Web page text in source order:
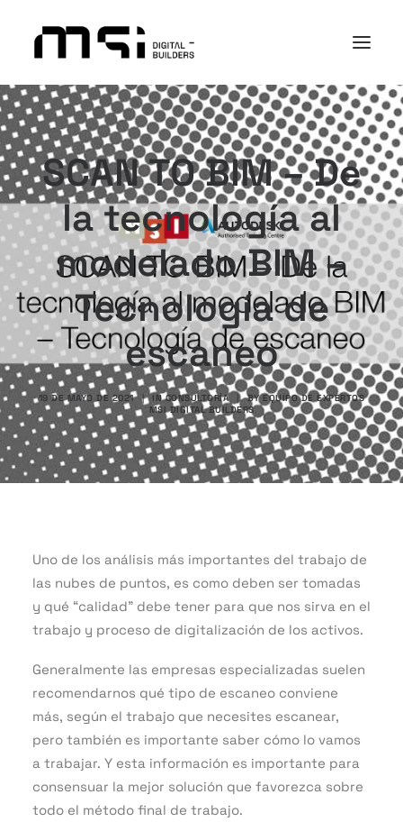
PLATAFORMA
SECTORES
ACADEMY
I+D+i
NOSOTROS
CASOS DE ÉXITO
CONTACTO
Search
SCAN TO BIM – De
la tecnología al
modelado BIM –
Tecnología de
escaneo
19 DE MAYO DE 2021 | INCONSULTORÍA | BYEQUIPO DE EXPERTOS
MSI DIGITAL BUILDERS
Uno de los análisis más importantes del trabajo de
las nubes de puntos, es como deben ser tomadas
y qué “calidad” debe tener para que nos sirva en el
trabajo y proceso de digitalización de los activos.
Generalmente las empresas especializadas suelen
recomendarnos qué tipo de escaneo conviene
más, según el trabajo que necesites escanear,
pero también es importante saber cómo lo vamos
a trabajar. Y esta información es importante para
consensuar la mejor solución que favorezca sobre
todo el método final de trabajo.